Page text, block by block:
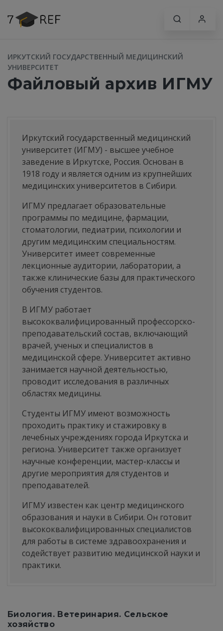
ИРКУТСКИЙ ГОСУДАРСТВЕННЫЙ МЕДИЦИНСКИЙ
УНИВЕРСИТЕТ
Файловый архив ИГМУ
Иркутский государственный медицинский
университет (ИГМУ) - высшее учебное
заведение в Иркутске, Россия. Основан в
1918 году и является одним из крупнейших
медицинских университетов в Сибири.
ИГМУ предлагает образовательные
программы по медицине, фармации,
стоматологии, педиатрии, психологии и
другим медицинским специальностям.
Университет имеет современные
лекционные аудитории, лаборатории, а
также клинические базы для практического
обучения студентов.
В ИГМУ работает
высококвалифицированный профессорско-
преподавательский состав, включающий
врачей, ученых и специалистов в
медицинской сфере. Университет активно
занимается научной деятельностью,
проводит исследования в различных
областях медицины.
Студенты ИГМУ имеют возможность
проходить практику и стажировку в
лечебных учреждениях города Иркутска и
региона. Университет также организует
научные конференции, мастер-классы и
другие мероприятия для студентов и
преподавателей.
ИГМУ известен как центр медицинского
образования и науки в Сибири. Он готовит
высококвалифицированных специалистов
для работы в системе здравоохранения и
содействует развитию медицинской науки и
практики.
Биология. Ветеринария. Сельское
хозяйство